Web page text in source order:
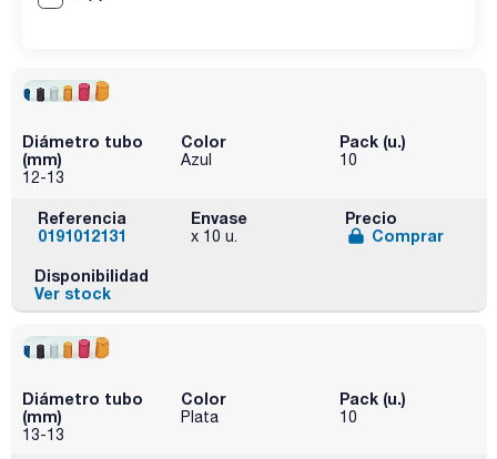
Diámetro tubo
(mm)
12-13
Color
Azul
Pack (u.)
10
Referencia
0191012131
Envase
x 10 u.
Precio
Comprar
Disponibilidad
Ver stock
Diámetro tubo
(mm)
13-13
Color
Plata
Pack (u.)
10